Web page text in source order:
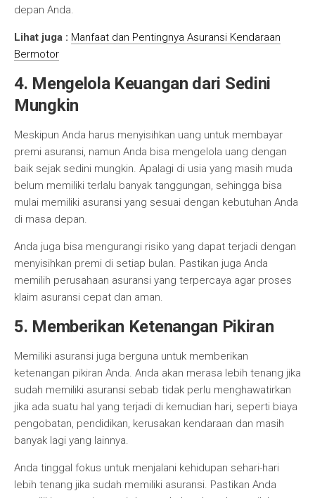
depan Anda.
Lihat juga : Manfaat dan Pentingnya Asuransi Kendaraan
Bermotor
4. Mengelola Keuangan dari Sedini
Mungkin
Meskipun Anda harus menyisihkan uang untuk membayar
premi asuransi, namun Anda bisa mengelola uang dengan
baik sejak sedini mungkin. Apalagi di usia yang masih muda
belum memiliki terlalu banyak tanggungan, sehingga bisa
mulai memiliki asuransi yang sesuai dengan kebutuhan Anda
di masa depan.
Anda juga bisa mengurangi risiko yang dapat terjadi dengan
menyisihkan premi di setiap bulan. Pastikan juga Anda
memilih perusahaan asuransi yang terpercaya agar proses
klaim asuransi cepat dan aman.
5. Memberikan Ketenangan Pikiran
Memiliki asuransi juga berguna untuk memberikan
ketenangan pikiran Anda. Anda akan merasa lebih tenang jika
sudah memiliki asuransi sebab tidak perlu menghawatirkan
jika ada suatu hal yang terjadi di kemudian hari, seperti biaya
pengobatan, pendidikan, kerusakan kendaraan dan masih
banyak lagi yang lainnya.
Anda tinggal fokus untuk menjalani kehidupan sehari-hari
lebih tenang jika sudah memiliki asuransi. Pastikan Anda